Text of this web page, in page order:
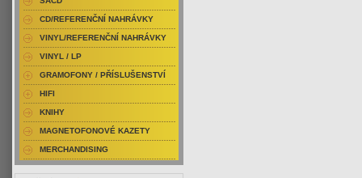
CD/REFERENČNÍ NAHRÁVKY
VINYL/REFERENČNÍ NAHRÁVKY
VINYL / LP
GRAMOFONY / PŘÍSLUŠENSTVÍ
HIFI
KNIHY
MAGNETOFONOVÉ KAZETY
MERCHANDISING